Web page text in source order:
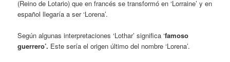
(Reino de Lotario) que en francés se transformó en ‘Lorraine’ y en
español llegaría a ser ‘Lorena’.
Según algunas interpretaciones ‘Lothar’ significa ‘famoso
guerrero’. Este sería el origen último del nombre ‘Lorena’.